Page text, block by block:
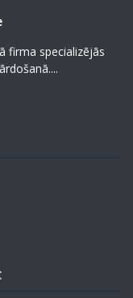
firma specializējās
...